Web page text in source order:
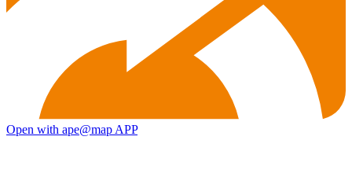
Open with ape@map APP